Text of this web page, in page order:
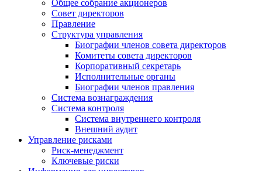
Общее собрание акционеров
Совет директоров
Правление
Структура управления
Биографии членов совета директоров
Комитеты совета директоров
Корпоративный секретарь
Исполнительные органы
Биографии членов правления
Система вознаграждения
Система контроля
Система внутреннего контроля
Внешний аудит
Управление рисками
Риск-менеджмент
Ключевые риски